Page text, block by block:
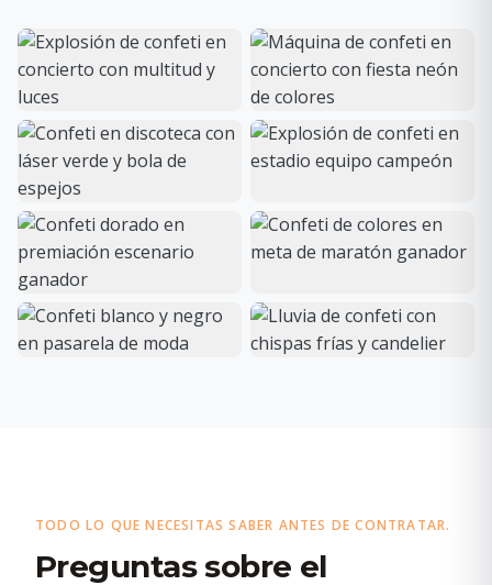
TODO LO QUE NECESITAS SABER ANTES DE CONTRATAR.
Preguntas sobre el